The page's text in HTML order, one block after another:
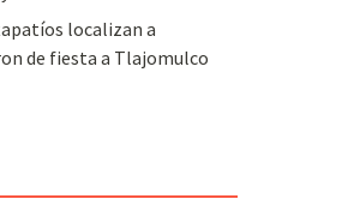
localizan a
de fiesta a Tlajomulco